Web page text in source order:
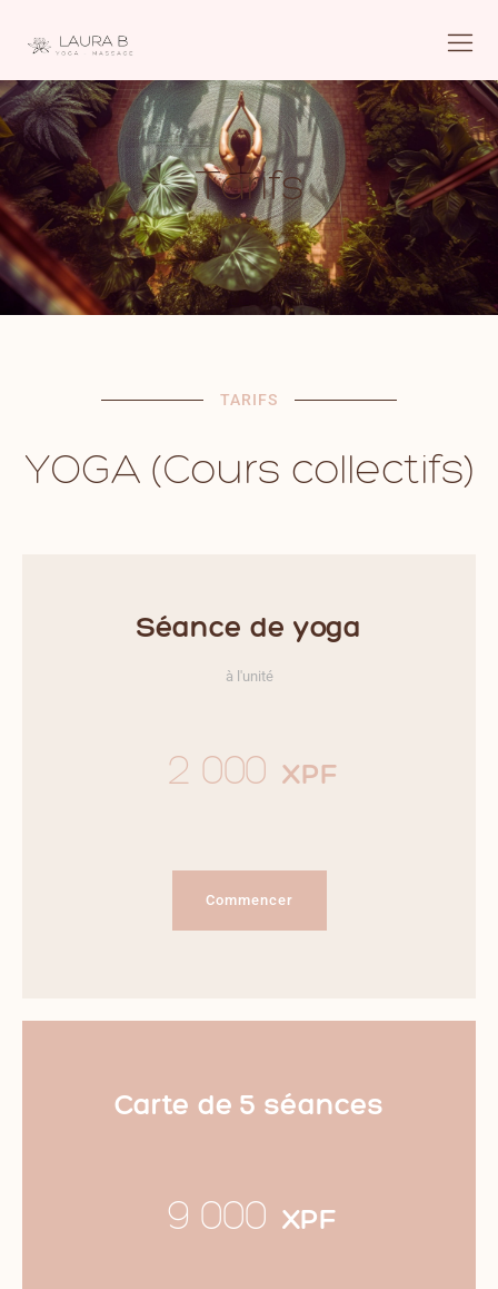
Tarifs
TARIFS
YOGA (Cours collectifs)
Séance de yoga
à l'unité
2 000 XPF
Commencer
Carte de 5 séances
9 000 XPF